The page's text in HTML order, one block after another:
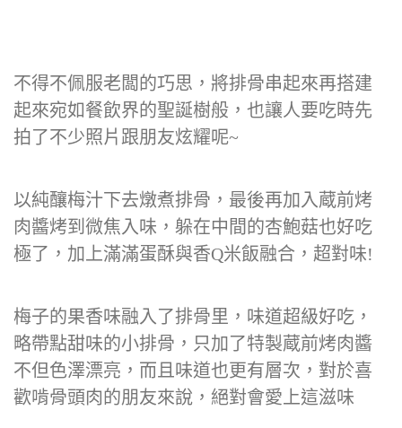
不得不佩服老闆的巧思，將排骨串起來再搭建
起來宛如餐飲界的聖誕樹般，也讓人要吃時先
拍了不少照片跟朋友炫耀呢~
以純釀梅汁下去燉煮排骨，最後再加入蔵前烤
肉醬烤到微焦入味，躲在中間的杏鮑菇也好吃
極了，加上滿滿蛋酥與香Q米飯融合，超對味!
梅子的果香味融入了排骨里，味道超級好吃，
略帶點甜味的小排骨，只加了特製蔵前烤肉醬
不但色澤漂亮，而且味道也更有層次，對於喜
歡啃骨頭肉的朋友來說，絕對會愛上這滋味